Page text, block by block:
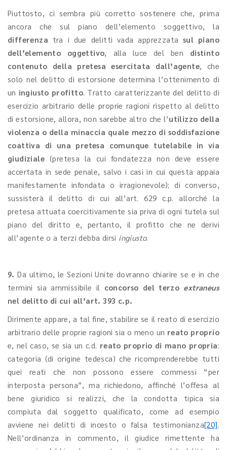
Piuttosto, ci sembra più corretto sostenere che, prima
ancora che sul piano dell’elemento soggettivo, la
differenza tra i due delitti vada apprezzatasul piano
dell’elemento oggettivo, alla luce del ben distinto
contenuto della pretesa esercitata dall’agente, che
solo nel delitto di estorsione determina l’ottenimento di
un ingiusto profitto. Tratto caratterizzante del delitto di
esercizio arbitrario delle proprie ragioni rispetto al delitto
di estorsione, allora, non sarebbe altro che l’utilizzo della
violenza o della minaccia quale mezzo di soddisfazione
coattiva di una pretesa comunque tutelabile in via
giudiziale (pretesa la cui fondatezza non deve essere
accertata in sede penale, salvo i casi in cui questa appaia
manifestamente infondata o irragionevole); di converso,
sussisterà il delitto di cui all’art. 629 c.p. allorché la
pretesa attuata coercitivamente sia priva di ogni tutela sul
piano del diritto e, pertanto, il profitto che ne derivi
all’agente o a terzi debba dirsi ingiusto.
9. Da ultimo, le Sezioni Unite dovranno chiarire se e in che
termini sia ammissibile il concorso del terzo extraneus
nel delitto di cui all’art. 393 c.p.
Dirimente appare, a tal fine, stabilire se il reato di esercizio
arbitrario delle proprie ragioni sia o meno un reato proprio
e, nel caso, se sia un c.d. reato proprio di mano propria:
categoria (di origine tedesca) che ricomprenderebbe tutti
quei reati che non possono essere commessi “per
interposta persona”, ma richiedono, affinché l’offesa al
bene giuridico si realizzi, che la condotta tipica sia
compiuta dal soggetto qualificato, come ad esempio
avviene nei delitti di incesto o falsa testimonianza[20].
Nell’ordinanza in commento, il giudice rimettente ha